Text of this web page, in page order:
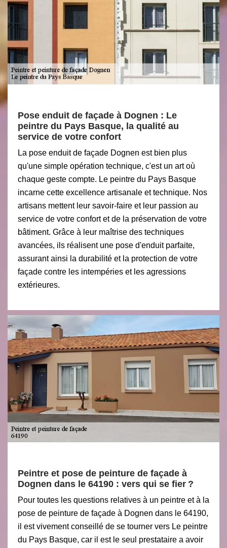
Pose enduit de façade à Dognen : Le
peintre du Pays Basque, la qualité au
service de votre confort
La pose enduit de façade Dognen est bien plus
qu'une simple opération technique, c'est un art où
chaque geste compte. Le peintre du Pays Basque
incarne cette excellence artisanale et technique. Nos
artisans mettent leur savoir-faire et leur passion au
service de votre confort et de la préservation de votre
bâtiment. Grâce à leur maîtrise des techniques
avancées, ils réalisent une pose d'enduit parfaite,
assurant ainsi la durabilité et la protection de votre
façade contre les intempéries et les agressions
extérieures.
Peintre et pose de peinture de façade à
Dognen dans le 64190 : vers qui se fier ?
Pour toutes les questions relatives à un peintre et à la
pose de peinture de façade à Dognen dans le 64190,
il est vivement conseillé de se tourner vers Le peintre
du Pays Basque, car il est le seul prestataire a avoir